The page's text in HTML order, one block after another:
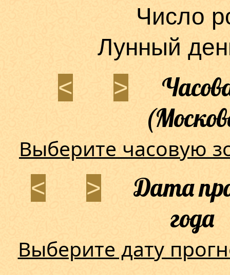
Число
Лунный
< >
Выберите часовую
< >
Дата
года
Выберите дату